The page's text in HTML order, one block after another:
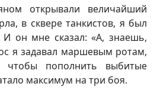
открывали величайший
в сквере танкистов, я был
И он мне сказал: «А, знаешь,
я задавал маршевым ротам,
чтобы пополнить выбитые
максимум на три боя.